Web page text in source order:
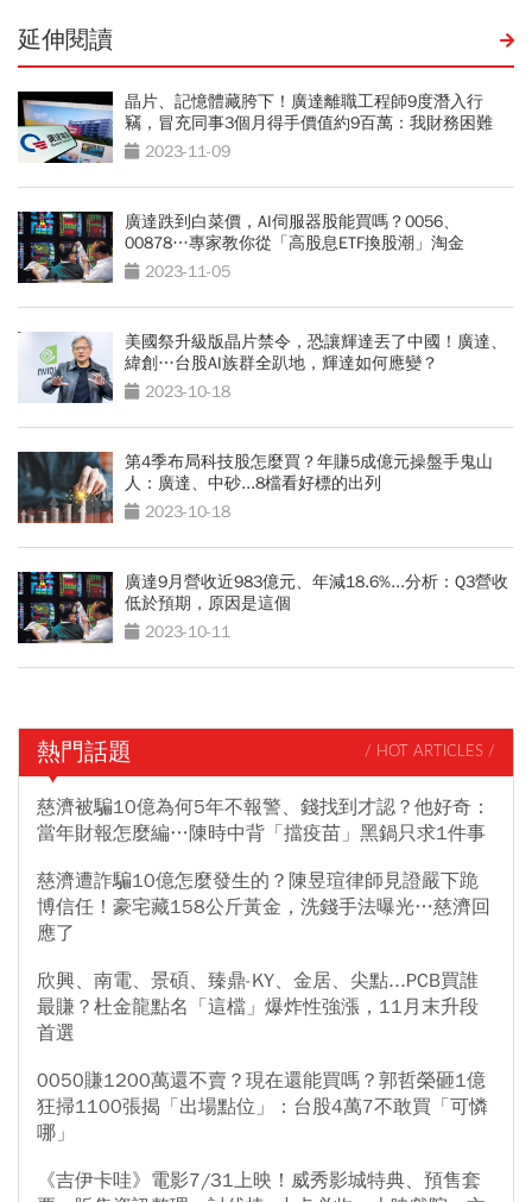
延伸閱讀
晶片、記憶體藏胯下！廣達離職工程師9度潛入行
竊，冒充同事3個月得手價值約9百萬：我財務困難
2023-11-09
廣達跌到白菜價，AI伺服器股能買嗎？0056、
00878…專家教你從「高股息ETF換股潮」淘金
2023-11-05
美國祭升級版晶片禁令，恐讓輝達丟了中國！廣達、
緯創…台股AI族群全趴地，輝達如何應變？
2023-10-18
第4季布局科技股怎麼買？年賺5成億元操盤手鬼山
人：廣達、中砂...8檔看好標的出列
2023-10-18
廣達9月營收近983億元、年減18.6%...分析：Q3營收
低於預期，原因是這個
2023-10-11
熱門話題 / HOT ARTICLES /
慈濟被騙10億為何5年不報警、錢找到才認？他好奇：
當年財報怎麼編…陳時中背「擋疫苗」黑鍋只求1件事
慈濟遭詐騙10億怎麼發生的？陳昱瑄律師見證嚴下跪
博信任！豪宅藏158公斤黃金，洗錢手法曝光…慈濟回
應了
欣興、南電、景碩、臻鼎-KY、金居、尖點...PCB買誰
最賺？杜金龍點名「這檔」爆炸性強漲，11月末升段
首選
0050賺1200萬還不賣？現在還能買嗎？郭哲榮砸1億
狂掃1100張揭「出場點位」：台股4萬7不敢買「可憐
哪」
《吉伊卡哇》電影7/31上映！威秀影城特典、預售套